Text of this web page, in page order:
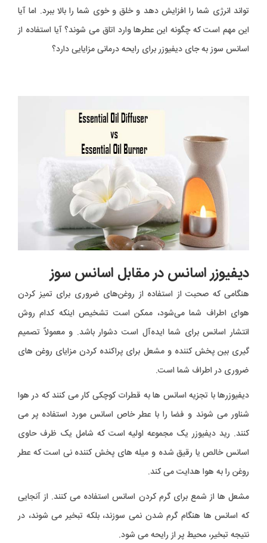
تواند انرژی شما را افزایش دهد و خلق و خوی شما را بالا ببرد. اما آیا
این مهم است که چگونه این عطرها وارد اتاق می شوند؟ آیا استفاده از
اسانس سوز به جای دیفیوزر برای رایحه درمانی مزایایی دارد؟
دیفیوزر اسانس در مقابل اسانس سوز
هنگامی که صحبت از استفاده از روغن‌های ضروری برای تمیز کردن
هوای اطراف شما می‌شود، ممکن است تشخیص اینکه کدام روش
انتشار اسانس برای شما ایده‌آل است دشوار باشد. و معمولاً تصمیم
گیری بین پخش کننده و مشعل برای پراکنده کردن مزایای روغن های
ضروری در اطراف شما است.
دیفیوزرها با تجزیه اسانس ها به قطرات کوچکی کار می کنند که در هوا
شناور می شوند و فضا را با عطر خاص اسانس مورد استفاده پر می
کنند. رید دیفیوزر یک مجموعه اولیه است که شامل یک ظرف حاوی
اسانس خالص یا رقیق شده و میله های پخش کننده نی است که عطر
روغن را به هوا هدایت می کند.
مشعل ها از شمع برای گرم کردن اسانس استفاده می کنند. از آنجایی
که اسانس ها هنگام گرم شدن نمی سوزند، بلکه تبخیر می شوند، در
نتیجه تبخیر، محیط پر از رایحه می شود.